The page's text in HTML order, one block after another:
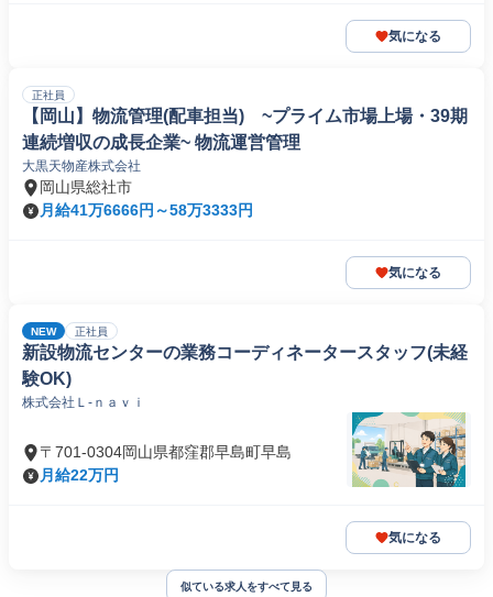
気になる
正社員
【岡山】物流管理(配車担当) ~プライム市場上場・39期
連続増収の成長企業~ 物流運営管理
大黒天物産株式会社
岡山県総社市
月給41万6666円～58万3333円
気になる
NEW 正社員
新設物流センターの業務コーディネータースタッフ(未経
験OK)
株式会社Ｌ‐ｎａｖｉ
〒701-0304岡山県都窪郡早島町早島
月給22万円
気になる
似ている求人をすべて見る